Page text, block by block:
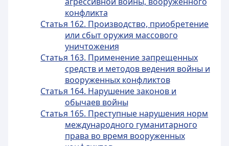
конфликта
Статья 162. Производство, приобретение
или сбыт оружия массового
уничтожения
Статья 163. Применение запрещенных
средств и методов ведения войны и
вооруженных конфликтов
Статья 164. Нарушение законов и
обычаев войны
Статья 165. Преступные нарушения норм
международного гуманитарного
права во время вооруженных